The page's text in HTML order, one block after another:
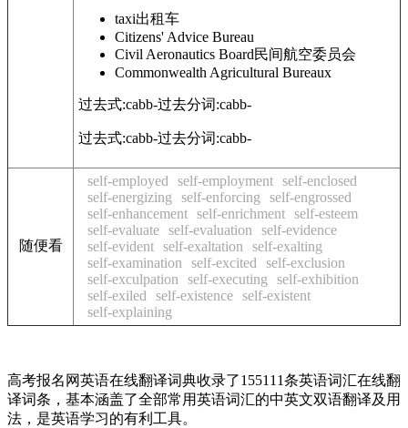
taxi出租车
Citizens' Advice Bureau
Civil Aeronautics Board民间航空委员会
Commonwealth Agricultural Bureaux
过去式:cabb-过去分词:cabb-
过去式:cabb-过去分词:cabb-
随便看
self-employed self-employment self-enclosed
self-energizing
self-enforcing
self-engrossed
self-enhancement self-enrichment self-esteem
self-evaluate self-evaluation
self-evidence
self-evident self-exaltation
self-exalting
self-examination
self-excited
self-exclusion
self-exculpation
self-executing
self-exhibition
self-exiled
self-existence self-existent
self-explaining
高考报名网英语在线翻译词典收录了155111条英语词汇在线翻
译词条，基本涵盖了全部常用英语词汇的中英文双语翻译及用
法，是英语学习的有利工具。